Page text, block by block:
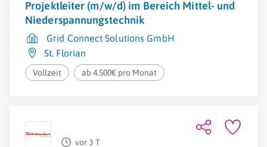
Projektleiter (m/w/d) im Bereich Mittel- und
Niederspannungstechnik
Grid Connect Solutions GmbH
St. Florian
Vollzeit ab 4.500€ pro Monat
vor 3 T